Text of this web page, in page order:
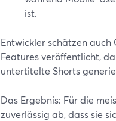
ist.
Entwickler schätzen
Features veröffentlicht,
untertitelte Shorts
Das Ergebnis: Für die
zuverlässig ab, dass sie